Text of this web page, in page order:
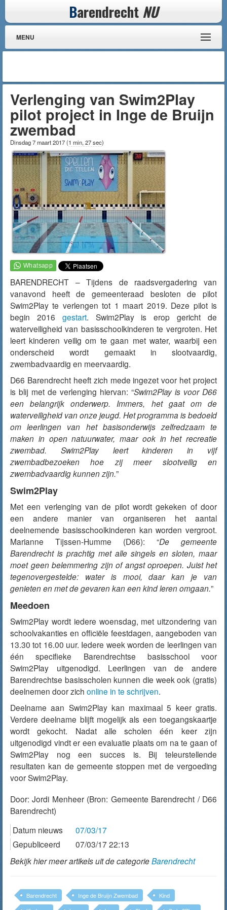
Barendrecht NU
MENU
Verlenging van Swim2Play
pilot project in Inge de Bruijn
zwembad
Dinsdag 7 maart 2017(1 min, 27 sec)
BARENDRECHT – Tijdens de raadsvergadering van
vanavond heeft de gemeenteraad besloten de pilot
Swim2Play te verlengen tot 1 maart 2019. Deze pilot is
begin 2016 gestart. Swim2Play is erop gericht de
waterveiligheid van basisschoolkinderen te vergroten. Het
leert kinderen veilig om te gaan met water, waarbij een
onderscheid wordt gemaakt in slootvaardig,
zwembadvaardig en meervaardig.
D66 Barendrecht heeft zich mede ingezet voor het project
is blij met de verlenging hiervan: “Swim2Play is voor D66
een belangrijk onderwerp. Immers, het gaat om de
waterveiligheid van onze jeugd. Het programma is bedoeld
om leerlingen van het basisonderwijs zelfredzaam te
maken in open natuurwater, maar ook in het recreatie
zwembad. Swim2Play leert kinderen in vijf
zwembadbezoeken hoe zij meer slootveilig en
zwembadvaardig kunnen zijn.”
Swim2Play
Met een verlenging van de pilot wordt gekeken of door
een andere manier van organiseren het aantal
deelnemende basisschoolkinderen kan worden vergroot.
Marianne Tijssen-Humme (D66): “De gemeente
Barendrecht is prachtig met alle singels en sloten, maar
moet geen belemmering zijn of angst oproepen. Juist het
tegenovergestelde: water is mooi, daar kan je van
genieten en met de gevaren kan een kind leren omgaan.”
Meedoen
Swim2Play wordt iedere woensdag, met uitzondering van
schoolvakanties en officiële feestdagen, aangeboden van
13.30 tot 16.00 uur. Iedere week worden de leerlingen van
één specifieke Barendrechtse basisschool voor
Swim2Play uitgenodigd. Leerlingen van de andere
Barendrechtse basisscholen kunnen die week ook (gratis)
deelnemen door zich online in te schrijven.
Deelname aan Swim2Play kan maximaal 5 keer gratis.
Verdere deelname blijft mogelijk als een toegangskaartje
wordt gekocht. Nadat alle scholen één keer zijn
uitgenodigd vindt er een evaluatie plaats om na te gaan of
Swim2Play nog een succes is. Bij teleurstellende
resultaten kan de gemeente stoppen met de vergoeding
voor Swim2Play.
Door:Jordi Menheer(Bron: Gemeente Barendrecht / D66
Barendrecht)
Datum nieuws
07/03/17
Gepubliceerd
07/03/17 22:13
Bekijk hier meer artikels uit de categorieBarendrecht
Barendrecht Inge de Bruijn Zwembad
Kind